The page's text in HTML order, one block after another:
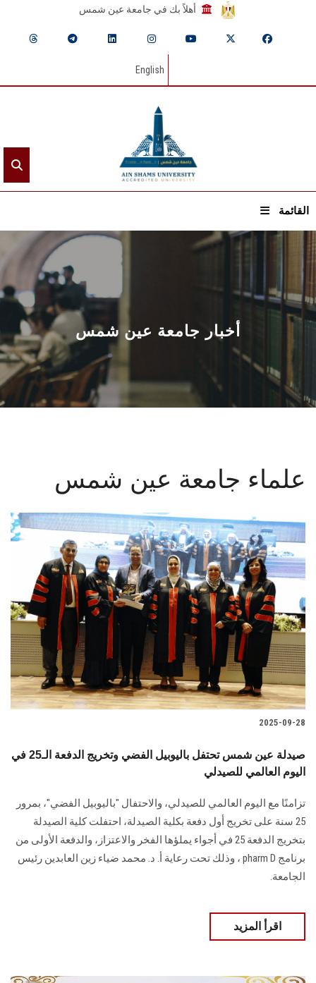
أهلاً بك في جامعة عين شمس
English
القائمة
الرئيسيـة
عن الجامعة
القطاعـات
الشئون الأكاديمية
البحث العلمي
المراكز والوحدات
الأنظمة الذكية
تواصل معنا
الطلاب
هيئة التدريس
الخريجين
الزائـرون
أخبار جامعة عين شمس
علماء جامعة عين شمس
2025-09-28
صيدلة عين شمس تحتفل باليوبيل الفضي وتخريج الدفعة الـ25 في
اليوم العالمي للصيدلي
تزامنًا مع اليوم العالمي للصيدلي، والاحتفال "باليوبيل الفضي"، بمرور
25 سنة على تخريج أول دفعة بكلية الصيدلة، احتفلت كلية الصيدلة
بتخريج الدفعة 25 في أجواء يملؤها الفخر والاعتزاز، والدفعة الأولى من
برنامج pharm D ، وذلك تحت رعاية أ. د. محمد ضياء زين العابدين رئيس
الجامعة.
اقرأ المزيد